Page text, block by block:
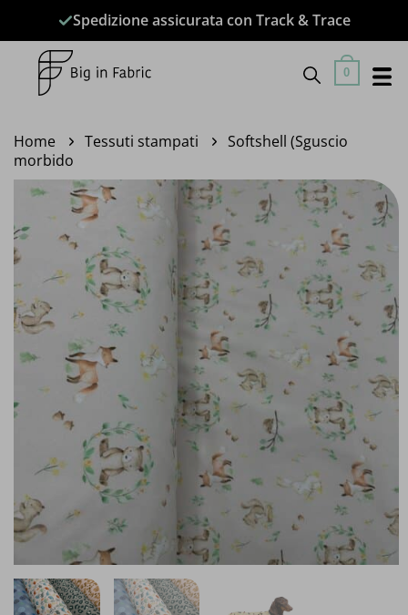
contenuti
Spedizione assicurata con Track & Trace
0
Home Tessuti stampati
Softshell (Sguscio
morbido